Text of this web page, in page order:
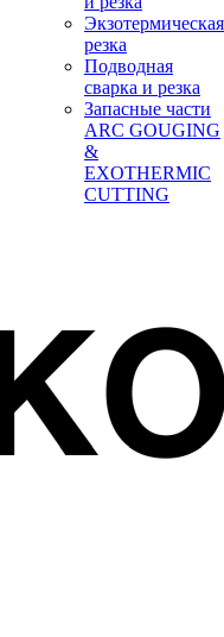
Экзотермическая
резка
Подводная
сварка и резка
Запасные части
ARC GOUGING
&
EXOTHERMIC
CUTTING